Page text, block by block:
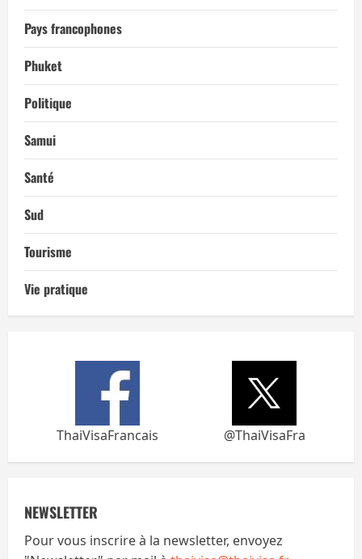
Pays francophones
Phuket
Politique
Samui
Santé
Sud
Tourisme
Vie pratique
ThaiVisaFrancais @ThaiVisaFra
NEWSLETTER
Pour vous inscrire à la newsletter, envoyez